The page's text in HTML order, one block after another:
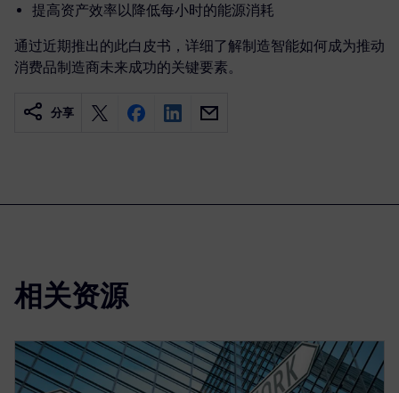
提高资产效率以降低每小时的能源消耗
通过近期推出的此白皮书，详细了解制造智能如何成为推动
消费品制造商未来成功的关键要素。
分享
相关资源